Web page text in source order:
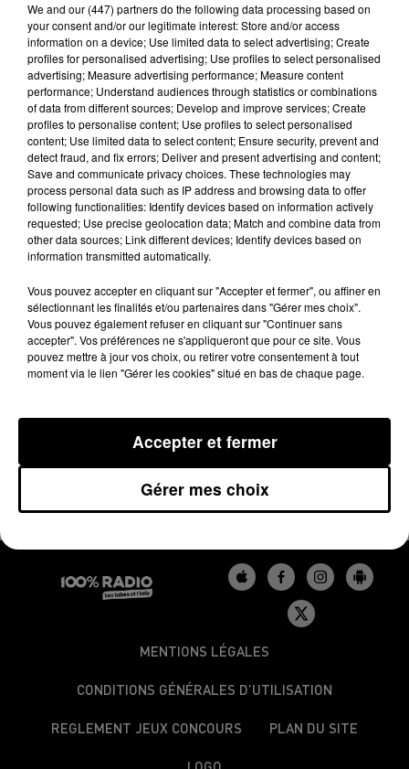
Publié : 9 septembre 2017 à 11h09 par Brice Vidal
Huit mois de prison dont deux ferme : c'est la peine
prononcée, hier, par les magistrats albigeois. Ils
jugeaient en comparution immédiate l'individu qui a
foncé en voiture sur des policiers d’Albi dans la nuit
de mercredi à jeudi. Peine prononcée avec mandat de
dépôt, l'homme a donc été incarcéré. Par ailleurs son
permis est suspendu pendant un an au titre de peine
du jugement. Pour Alliance Police nationale"la
Justice est passée [...] à Albi et [que] la règle qu'Alliance
PN voudrait systématique a été appliquée : quand on s'en
prend à un policier, on va en prison."Le syndicat précise
risques toujours plus importants en raison du sentiment
d'impunité des voyous, que des jugements comme celui
rendu [...] au TGI d’Albi contribueront à faire disparaître."
MENTIONS LÉGALES
CONDITIONS GÉNÉRALES D’UTILISATION
REGLEMENT JEUX CONCOURS PLAN DU SITE
We and our (447) partnersdo the following data processing based on
your consent and/or our legitimate interest: Store and/or access
information on a device; Use limited data to select advertising; Create
profiles for personalised advertising; Use profiles to select personalised
advertising; Measure advertising performance; Measure content
performance; Understand audiences through statistics or combinations
of data from different sources; Develop and improve services; Create
profiles to personalise content; Use profiles to select personalised
content; Use limited data to select content; Ensure security, prevent and
detect fraud, and fix errors; Deliver and present advertising and content;
Save and communicate privacy choices. These technologies may
process personal data such as IP address and browsing data to offer
following functionalities: Identify devices based on information actively
requested; Use precise geolocation data; Match and combine data from
other data sources; Link different devices; Identify devices based on
information transmitted automatically.
Vous pouvez accepter en cliquant sur "Accepter et fermer", ou affiner en
sélectionnant les finalités et/ou partenaires dans "Gérer mes choix".
Vous pouvez également refuser en cliquant sur "Continuer sans
accepter". Vos préférences ne s'appliqueront que pour ce site. Vous
pouvez mettre à jour vos choix, ou retirer votre consentement à tout
moment via le lien "Gérer les cookies" situé en bas de chaque page.
Gérer mes choix
Accepter et fermer